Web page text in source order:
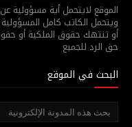
الموقع لايتحمل أية مسؤولية
ويتحمل الكاتب كامل
أو تنتهك حقوق الملكية أو
حق الرد للجميع
البحث في الموقع